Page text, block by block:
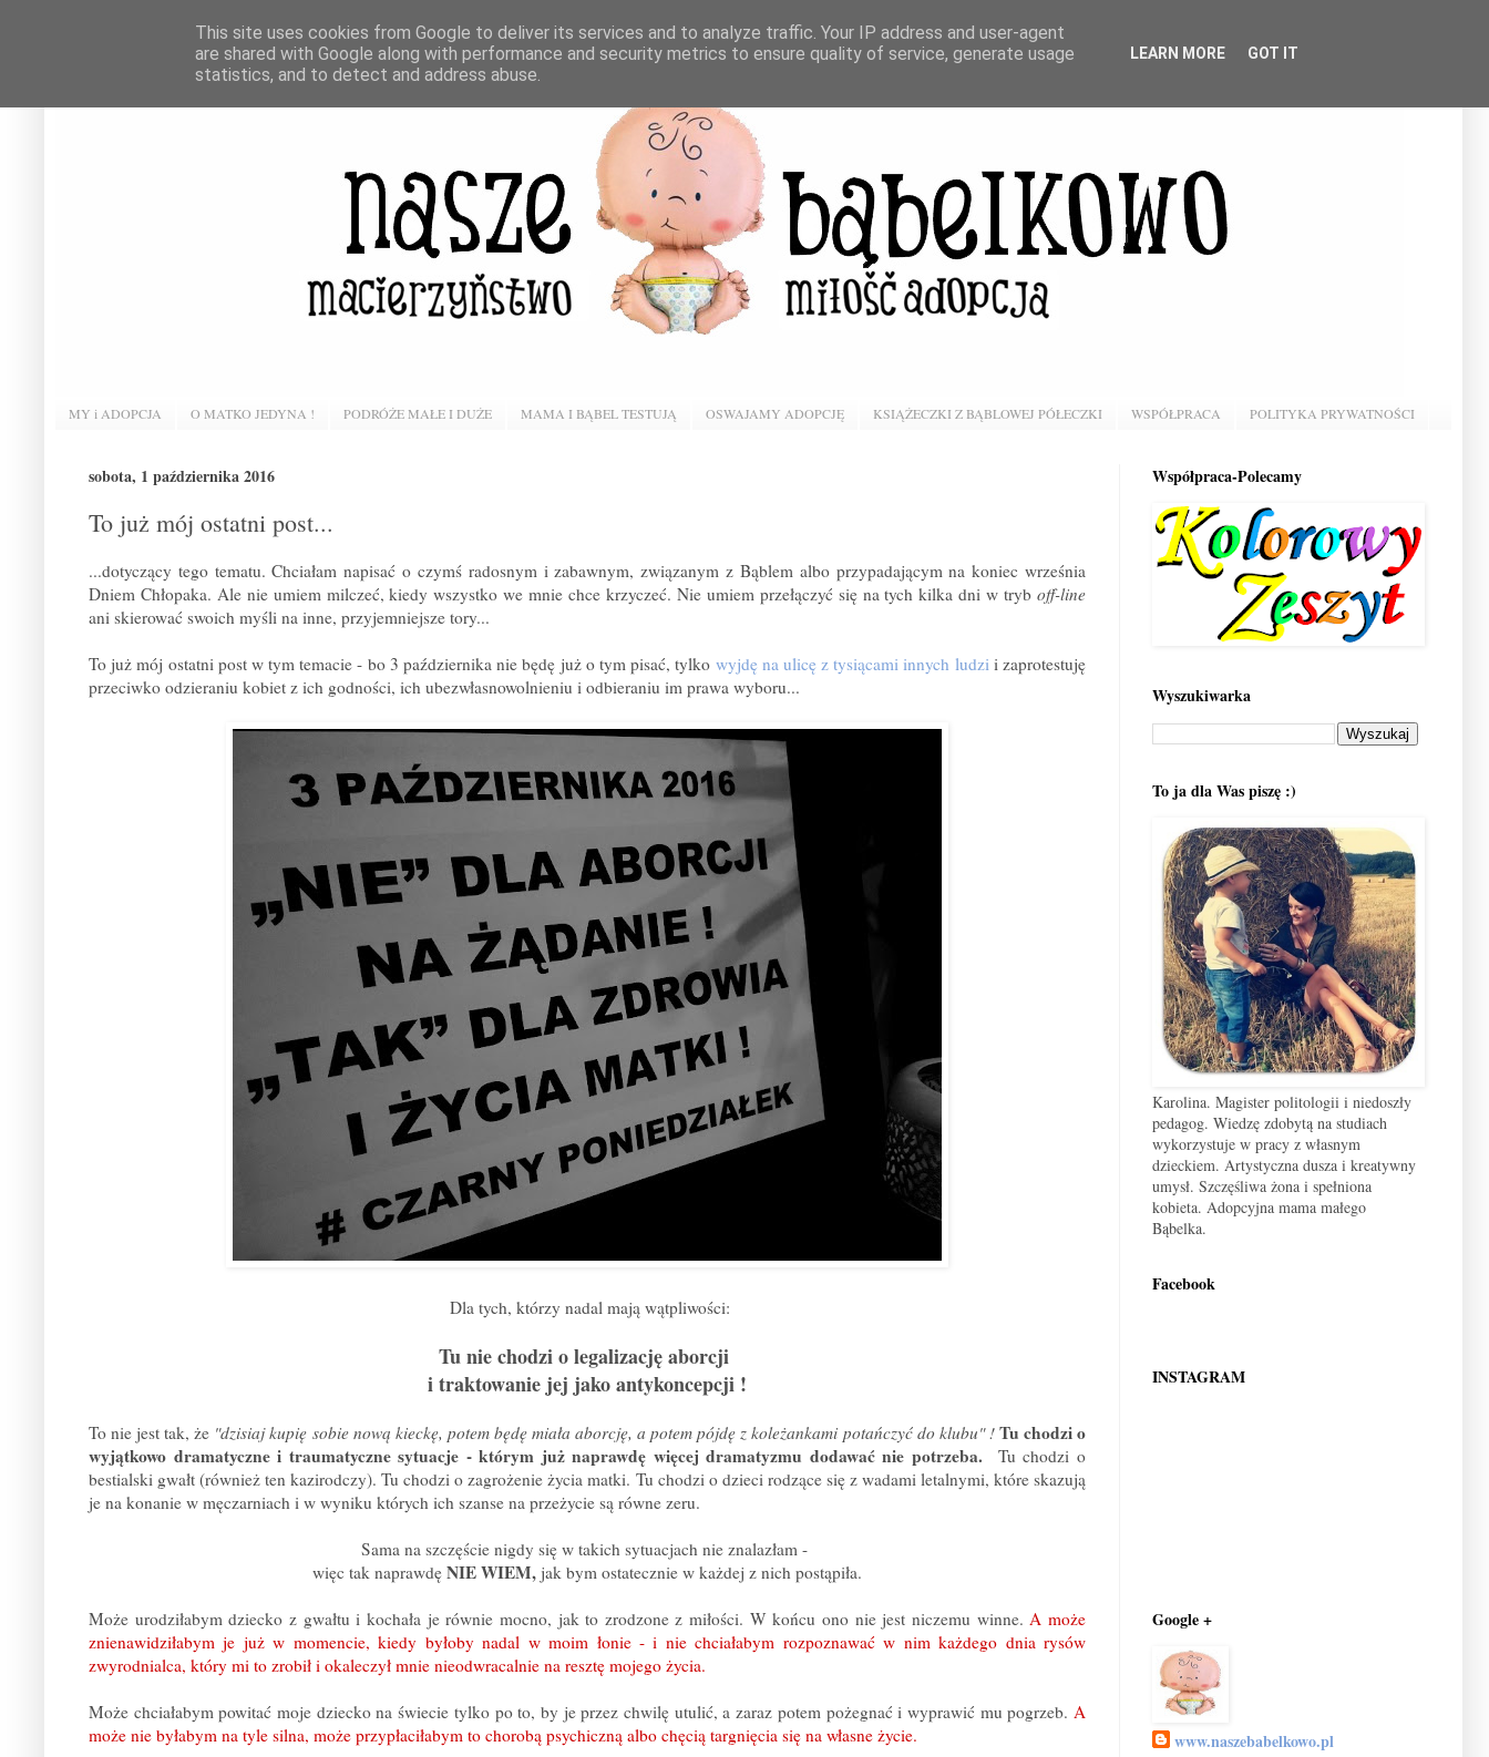
MY i ADOPCJA O MATKO JEDYNA ! PODRÓŻE MAŁE I DUŻE MAMA I BĄBEL TESTUJĄ OSWAJAMY ADOPCJĘ KSIĄŻECZKI Z BĄBLOWEJ PÓŁECZKI WSPÓŁPRACA POLITYKA PRYWATNOŚCI
sobota, 1 października 2016
To już mój ostatni post...
...dotyczący tego tematu. Chciałam napisać o czymś radosnym i zabawnym, związanym z Bąblem albo przypadającym na koniec września
Dniem Chłopaka. Ale nie umiem milczeć, kiedy wszystko we mnie chce krzyczeć. Nie umiem przełączyć się na tych kilka dni w tryb off-line
ani skierować swoich myśli na inne, przyjemniejsze tory...
To już mój ostatni post w tym temacie - bo 3 października nie będę już o tym pisać, tylko wyjdę na ulicę z tysiącami innych ludzi i zaprotestuję
przeciwko odzieraniu kobiet z ich godności, ich ubezwłasnowolnieniu i odbieraniu im prawa wyboru...
Dla tych, którzy nadal mają wątpliwości:
Tu nie chodzi o legalizację aborcji
i traktowanie jej jako antykoncepcji !
To nie jest tak, że "dzisiaj kupię sobie nową kieckę, potem będę miała aborcję, a potem pójdę z koleżankami potańczyć do klubu" ! Tu chodzi o
wyjątkowo dramatyczne i traumatyczne sytuacje - którym już naprawdę więcej dramatyzmu dodawać nie potrzeba. Tu chodzi o
bestialski gwałt (również ten kazirodczy). Tu chodzi o zagrożenie życia matki. Tu chodzi o dzieci rodzące się z wadami letalnymi, które skazują
je na konanie w męczarniach i w wyniku których ich szanse na przeżycie są równe zeru.
Sama na szczęście nigdy się w takich sytuacjach nie znalazłam -
więc tak naprawdę NIE WIEM, jak bym ostatecznie w każdej z nich postąpiła.
Może urodziłabym dziecko z gwałtu i kochała je równie mocno, jak to zrodzone z miłości. W końcu ono nie jest niczemu winne. A może
znienawidziłabym je już w momencie, kiedy byłoby nadal w moim łonie - i nie chciałabym rozpoznawać w nim każdego dnia rysów
zwyrodnialca, który mi to zrobił i okaleczył mnie nieodwracalnie na resztę mojego życia.
Może chciałabym powitać moje dziecko na świecie tylko po to, by je przez chwilę utulić, a zaraz potem pożegnać i wyprawić mu pogrzeb. A
może nie byłabym na tyle silna, może przypłaciłabym to chorobą psychiczną albo chęcią targnięcia się na własne życie.
Współpraca-Polecamy
Wyszukiwarka
To ja dla Was piszę :)
Karolina. Magister politologii i niedoszły
pedagog. Wiedzę zdobytą na studiach
wykorzystuje w pracy z własnym
dzieckiem. Artystyczna dusza i kreatywny
umysł. Szczęśliwa żona i spełniona
kobieta. Adopcyjna mama małego
Bąbelka.
Facebook
INSTAGRAM
Google +
www.naszebabelkowo.pl
This site uses cookies from Google to deliver its services and to analyze traffic. Your IP address and user-agent
are shared with Google along with performance and security metrics to ensure quality of service, generate usage
statistics, and to detect and address abuse.
LEARN MORE GOT IT